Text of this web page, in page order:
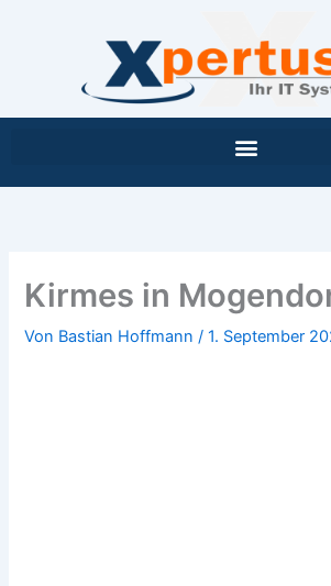
Kirmes in
Von Bastian Hoffmann/1. September